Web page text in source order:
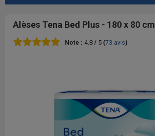
Alèses Tena Bed Plus - 180 x 80 cm
Note : 4.8 / 5 (73 avis)